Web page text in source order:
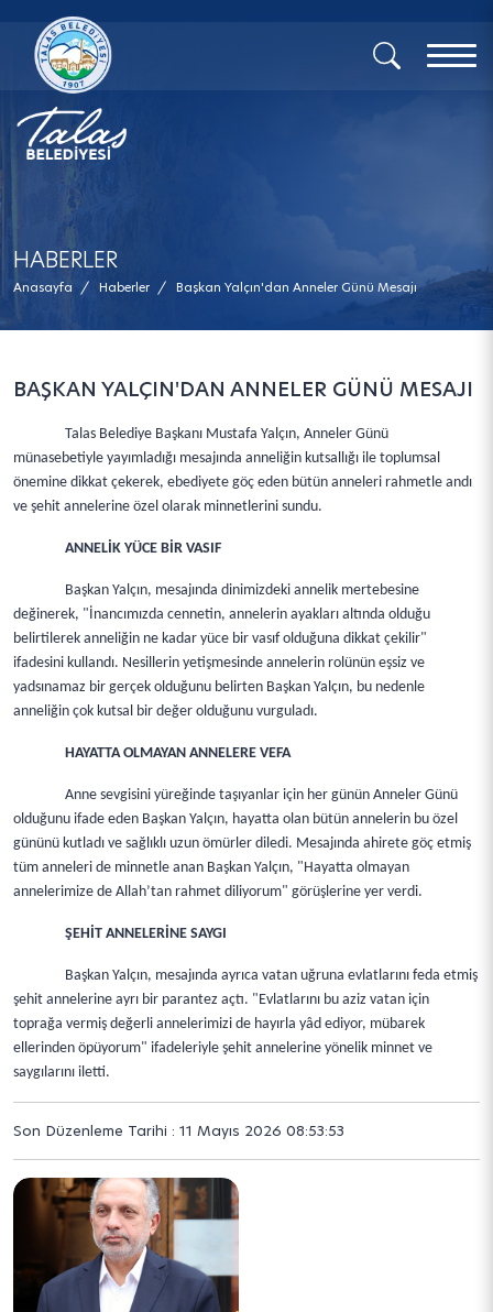
x
HABERLER
Anasayfa / Haberler / Başkan Yalçın'dan Anneler Günü Mesajı
BAŞKAN YALÇIN'DAN ANNELER GÜNÜ MESAJI
Talas Belediye Başkanı Mustafa Yalçın, Anneler Günü
münasebetiyle yayımladığı mesajında anneliğin kutsallığı ile toplumsal
önemine dikkat çekerek, ebediyete göç eden bütün anneleri rahmetle andı
ve şehit annelerine özel olarak minnetlerini sundu.
ANNELİK YÜCE BİR VASIF
Başkan Yalçın, mesajında dinimizdeki annelik mertebesine
değinerek, "İnancımızda cennetin, annelerin ayakları altında olduğu
belirtilerek anneliğin ne kadar yüce bir vasıf olduğuna dikkat çekilir"
ifadesini kullandı. Nesillerin yetişmesinde annelerin rolünün eşsiz ve
yadsınamaz bir gerçek olduğunu belirten Başkan Yalçın, bu nedenle
anneliğin çok kutsal bir değer olduğunu vurguladı.
HAYATTA OLMAYAN ANNELERE VEFA
Anne sevgisini yüreğinde taşıyanlar için her günün Anneler Günü
olduğunu ifade eden Başkan Yalçın, hayatta olan bütün annelerin bu özel
gününü kutladı ve sağlıklı uzun ömürler diledi. Mesajında ahirete göç etmiş
tüm anneleri de minnetle anan Başkan Yalçın, "Hayatta olmayan
annelerimize de Allah’tan rahmet diliyorum" görüşlerine yer verdi.
ŞEHİT ANNELERİNE SAYGI
Başkan Yalçın, mesajında ayrıca vatan uğruna evlatlarını feda etmiş
şehit annelerine ayrı bir parantez açtı. "Evlatlarını bu aziz vatan için
toprağa vermiş değerli annelerimizi de hayırla yâd ediyor, mübarek
ellerinden öpüyorum" ifadeleriyle şehit annelerine yönelik minnet ve
saygılarını iletti.
Son Düzenleme Tarihi : 11 Mayıs 2026 08:53:53